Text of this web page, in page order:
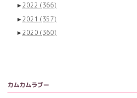
►2022 (366)
►2021 (357)
►2020 (360)
カムカムラブー